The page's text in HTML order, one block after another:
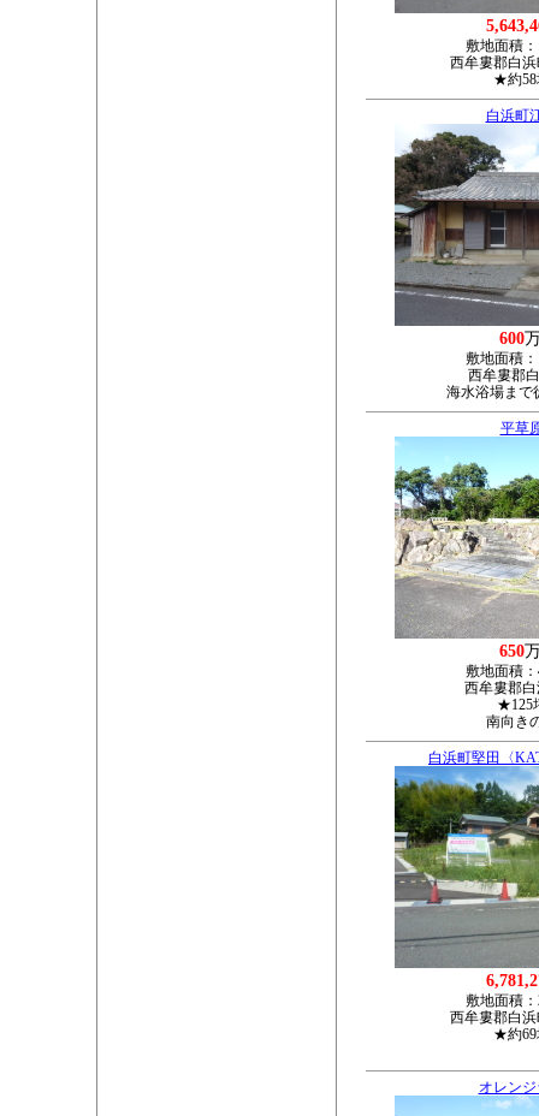
敷地面積：
西牟婁郡白浜
★約
白浜町
600
敷地面積：
西牟婁郡
海水浴場まで
平草
650
敷地面積：
西牟婁郡白
★125
南向き
白浜町堅田〈
敷地面積：
西牟婁郡白浜
★約
オレン